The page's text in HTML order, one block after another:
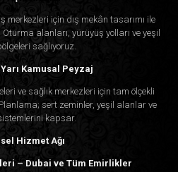
merkezleri için dış mekân tasarımı ile
alanları, yürüyüş yolları ve yeşil
sağlıyoruz.
Kamusal Peyzaj
ve sağlık merkezleri için tam ölçekli
sert zeminler, yeşil alanlar ve
kapsar.
Hizmet Ağı
– Dubai ve Tüm Emirlikler